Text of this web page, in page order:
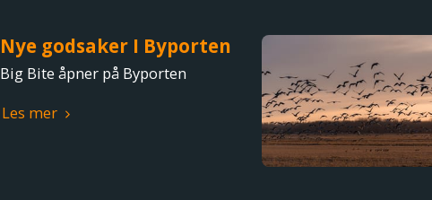
Nye godsaker I Byporten
Big Bite åpner på Byporten
Les mer